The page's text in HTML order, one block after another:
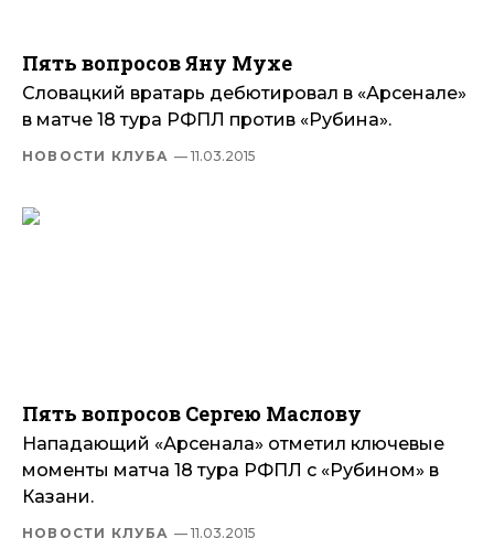
Пять вопросов Яну Мухе
Словацкий вратарь дебютировал в «Арсенале»
в матче 18 тура РФПЛ против «Рубина».
НОВОСТИ КЛУБА — 11.03.2015
Пять вопросов Сергею Маслову
Нападающий «Арсенала» отметил ключевые
моменты матча 18 тура РФПЛ с «Рубином» в
Казани.
НОВОСТИ КЛУБА — 11.03.2015